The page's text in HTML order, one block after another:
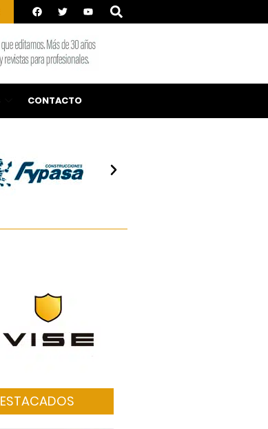
CONTACTO